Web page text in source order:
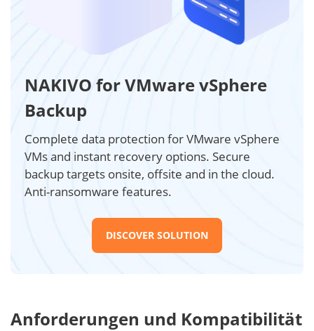
NAKIVO for VMware vSphere
Backup
Complete data protection for VMware vSphere
VMs and instant recovery options. Secure
backup targets onsite, offsite and in the cloud.
Anti-ransomware features.
DISCOVER SOLUTION
Anforderungen und Kompatibilität